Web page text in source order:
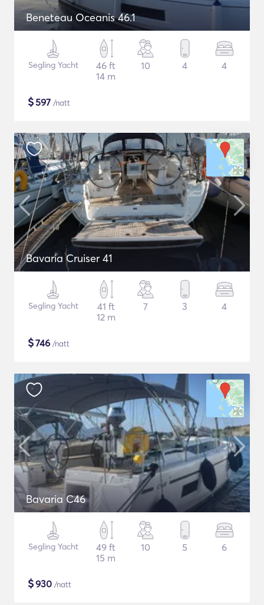
Beneteau Oceanis 46.1
Segling Yacht
46 ft
14 m
10 4 4
$597 /natt
Bavaria Cruiser 41
Segling Yacht
41 ft
12 m
7 3 4
$746 /natt
Bavaria C46
Segling Yacht
49 ft
15 m
10 5 6
$930 /natt